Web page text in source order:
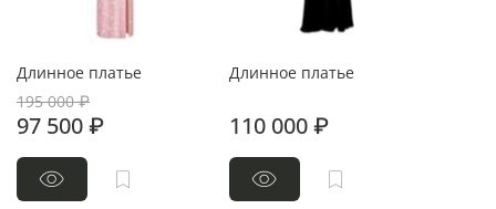
Длинное платье
195 000 ₽
97 500 ₽
Длинное платье
110 000 ₽